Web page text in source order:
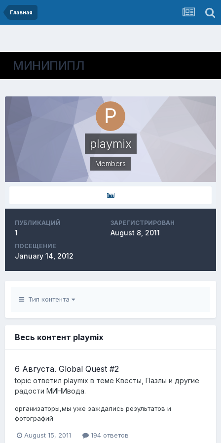
Главная
МИНИПИПЛ
playmix
Members
ПУБЛИКАЦИЙ
1
ЗАРЕГИСТРИРОВАН
August 8, 2011
ПОСЕЩЕНИЕ
January 14, 2012
Тип контента
Весь контент playmix
6 Августа. Global Quest #2
topic ответил playmix в теме Квесты, Пазлы и другие
радости МИНИвода.
организаторы,мы уже заждались результатов и
фотографий
August 15, 2011 194 ответов